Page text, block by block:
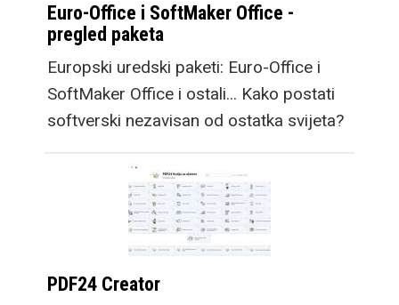
Euro-Office i SoftMaker Office -
pregled paketa
Europski uredski paketi: Euro-Office i
SoftMaker Office i ostali... Kako postati
softverski nezavisan od ostatka svijeta?
PDF24 Creator